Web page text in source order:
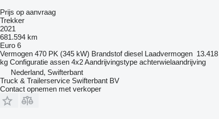
Prijs op aanvraag
Trekker
2021
681.594 km
Euro 6
Vermogen 470 PK (345 kW) Brandstof diesel Laadvermogen 13.418
kg Configuratie assen 4x2Aandrijvingstype achterwielaandrijving
Nederland, Swifterbant
Truck & Trailerservice Swifterbant BV
Contact opnemen met verkoper